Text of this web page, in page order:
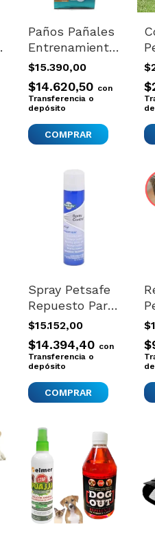
Paños Pañales
Entrenamiento
Perros 60x40
Cancat X20
Blanco
$15.390,00
$14.620,50 con
Transferencia o
depósito
Spray Petsafe
Repuesto Para
Collar
Antiladrido
Perros
$15.152,00
$14.394,40 con
Transferencia o
depósito